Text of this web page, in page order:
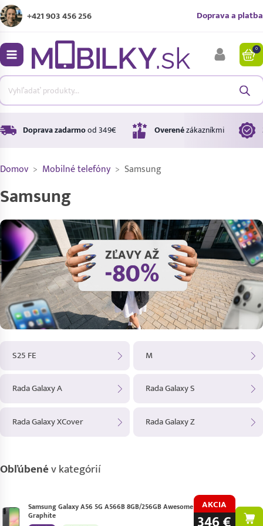
+421 903 456 256 Doprava a platba
0
Doprava zadarmood 349€ Overenézákazníkmi
Domov > Mobilné telefóny > Samsung
Samsung
S25 FE M
Rada Galaxy A Rada Galaxy S
Rada Galaxy XCover Rada Galaxy Z
Obľúbenév kategórií
Samsung Galaxy A56 5G A566B 8GB/256GB Awesome
Graphite
AKCIA